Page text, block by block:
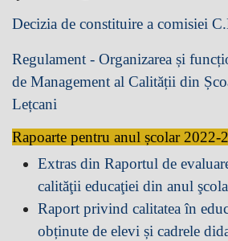
Decizia de constituire a comisiei
Regulament - Organizarea și
de Management al Calității din
Lețcani
Rapoarte pentru anul școlar 2022-
Extras din Raportul de
calităţii educaţiei din anul
Raport privind calitatea în
obținute de elevi și cadrele